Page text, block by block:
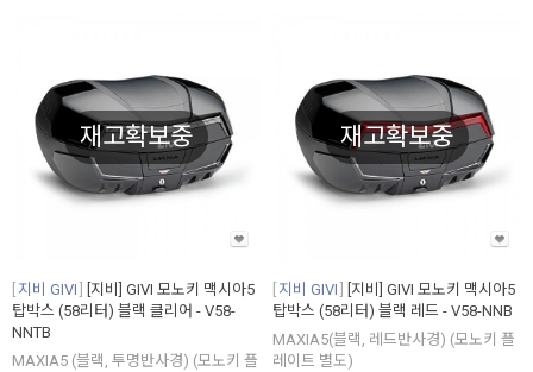
재고확보중
지비 GIVI
[지비] GIVI 모노키 맥시아5
탑박스 (58리터) 블랙 클리어 - V58-
NNTB
MAXIA5 (블랙, 투명반사경) (모노키 플
재고확보중
지비 GIVI
[지비] GIVI 모노키 맥시아5
탑박스 (58리터) 블랙 레드 - V58-NNB
MAXIA5(블랙, 레드반사경) (모노키 플
레이트 별도)